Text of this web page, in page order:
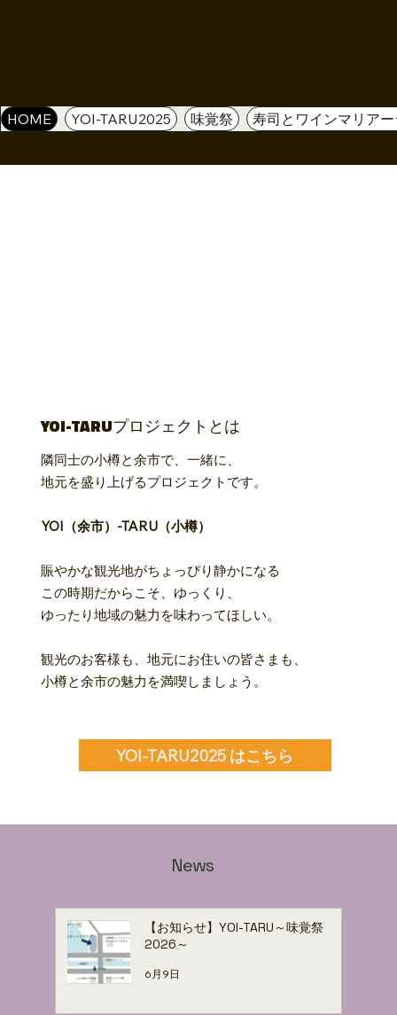
HOME YOI-TARU2025 味覚祭 寿司とワインマリア
YOI-TARUプロジェクトとは
隣同士の小樽と余市で、一緒に、
地元を盛り上げるプロジェクトです。
​YOI（余市）-TARU（小樽）
賑やかな観光地がちょっぴり静かになる
この時期だからこそ、ゆっくり、
ゆったり地域の魅力を味わってほしい。
観光のお客様も、地元にお住いの皆さまも、
小樽と余市の魅力を満喫しましょう。
YOI-TARU2025 はこちら
News
【お知らせ】YOI-TARU～味覚祭
2026～
6月9日